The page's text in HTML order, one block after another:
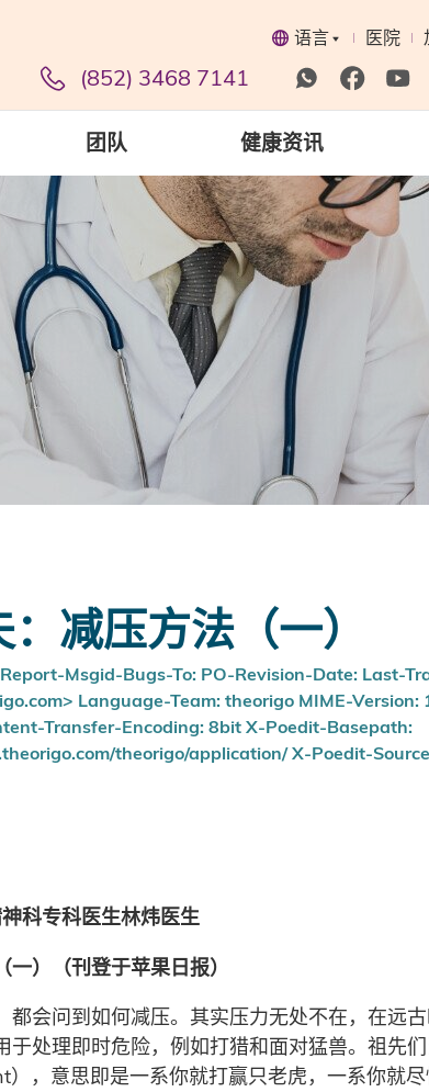
语言
医院
(852) 3468 7141
团队 健康资讯
减压方法（一）
Msgid-Bugs-To: PO-Revision-Date: Last-
Language-Team: theorigo MIME-
Transfer-Encoding: 8bit X-Poedit-Basepath:
theorigo/application/ X-Poedit-
科专科医生林炜医生
）（刊登于苹果日报）
都会问到如何减压。其实压力无处不在，在远
于处理即时危险，例如打猎和面对猛兽。祖先
，意思即是一系你就打赢只老虎，一系你就